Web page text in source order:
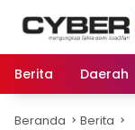
Berita
Daerah
Beranda Berita